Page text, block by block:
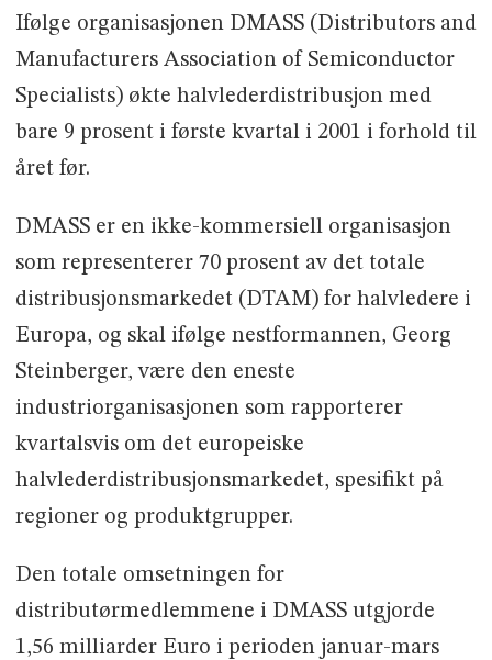
Ifølge organisasjonen DMASS (Distributors and
Manufacturers Association of Semiconductor
Specialists) økte halvlederdistribusjon med
bare 9 prosent i første kvartal i 2001 i forhold til
året før.
DMASS er en ikke-kommersiell organisasjon
som representerer 70 prosent av det totale
distribusjonsmarkedet (DTAM) for halvledere i
Europa, og skal ifølge nestformannen, Georg
Steinberger, være den eneste
industriorganisasjonen som rapporterer
kvartalsvis om det europeiske
halvlederdistribusjonsmarkedet, spesifikt på
regioner og produktgrupper.
Den totale omsetningen for
distributørmedlemmene i DMASS utgjorde
1,56 milliarder Euro i perioden januar-mars